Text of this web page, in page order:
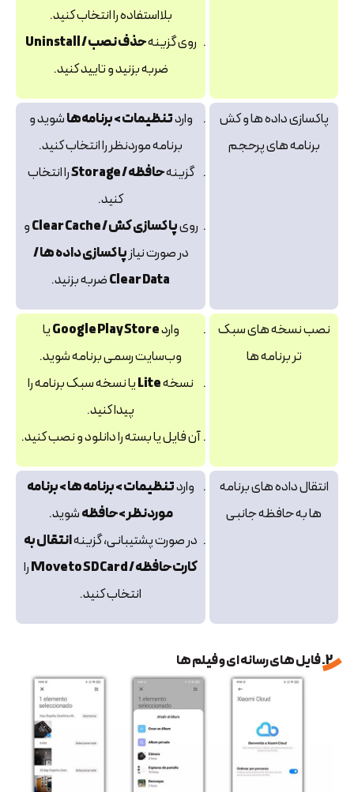
بلااستفاده را انتخاب کنید.
روی گزینهحذف نصب / Uninstall
ضربه بزنید و تایید کنید.
پاکسازی داده‌ ها و کش
برنامه‌ های پرحجم
واردتنظیمات > برنامه‌هاشوید و
برنامه موردنظر را انتخاب کنید.
گزینهحافظه / Storage
را انتخاب
کنید.
رویپاکسازی کش / Clear Cache
و
در صورت نیازپاکسازی داده‌ ها /
Clear Dataضربه بزنید.
نصب نسخه‌ های سبک‌
تر برنامه‌ ها
واردGoogle Play Storeیا
وب‌سایت رسمی برنامه شوید.
نسخهLiteیا نسخه سبک برنامه را
پیدا کنید.
آن فایل یا بسته را دانلود و نصب کنید.
انتقال داده‌ های برنامه‌
ها به حافظه جانبی
واردتنظیمات > برنامه‌ ها > برنامه
موردنظر > حافظهشوید.
در صورت پشتیبانی، گزینهانتقال به
کارت حافظه / Move to SD Card
را
انتخاب کنید.
2. فایل های رسانه ای و فیلم ها